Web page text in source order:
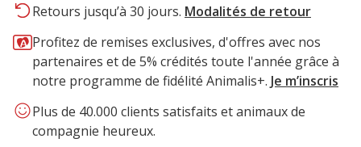
Retours jusqu’à 30 jours. Modalités de retour
Profitez de remises exclusives, d'offres avec nos
partenaires et de 5% crédités toute l'année grâce à
notre programme de fidélité Animalis+. Je m’inscris
Plus de 40.000 clients satisfaits et animaux de
compagnie heureux.